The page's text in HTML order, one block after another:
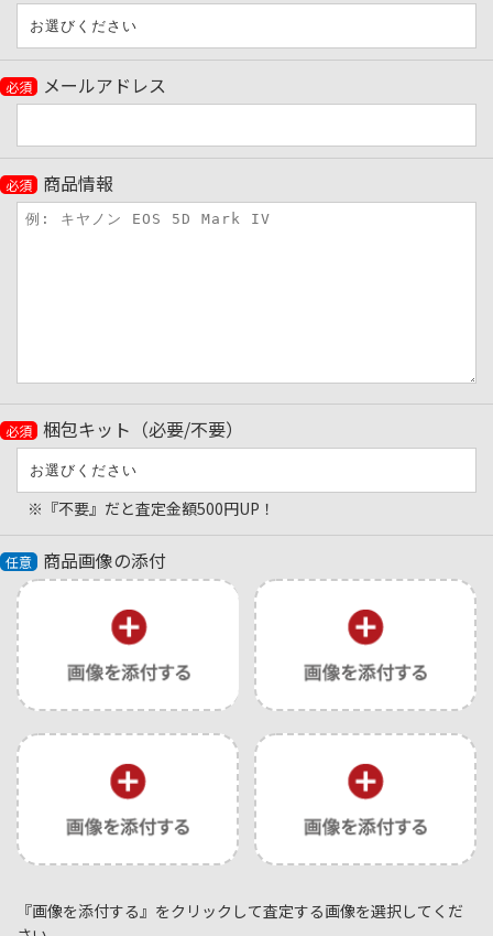
必須 メールアドレス
必須 商品情報
必須 梱包キット（必要/不要）
※『不要』だと査定金額500円UP！
任意 商品画像の添付
『画像を添付する』をクリックして査定する画像を選択してくだ